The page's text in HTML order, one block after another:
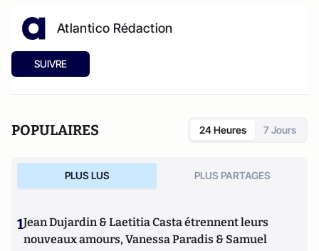
Atlantico Rédaction
SUIVRE
POPULAIRES 24 Heures 7 Jours
PLUS LUS PLUS PARTAGES
1Jean Dujardin & Laetitia Casta étrennent leurs
nouveaux amours, Vanessa Paradis & Samuel